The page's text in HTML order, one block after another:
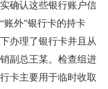
确认这些银行账户信
账外”银行卡的持卡
办理了银行卡并且从
副总王某。检查组进
卡主要用于临时收取